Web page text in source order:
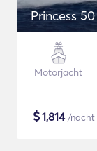
Princess 50
Motorjacht
$1,814/nacht